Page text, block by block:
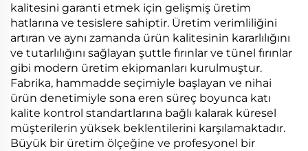
kalitesini garanti etmek için gelişmiş üretim
hatlarına ve tesislere sahiptir. Üretim verimliliğini
artıran ve aynı zamanda ürün kalitesinin kararlılığını
ve tutarlılığını sağlayan şuttle fırınlar ve tünel fırınlar
gibi modern üretim ekipmanları kurulmuştur.
Fabrika, hammadde seçimiyle başlayan ve nihai
ürün denetimiyle sona eren süreç boyunca katı
kalite kontrol standartlarına bağlı kalarak küresel
müşterilerin yüksek beklentilerini karşılamaktadır.
Büyük bir üretim ölçeğine ve profesyonel bir